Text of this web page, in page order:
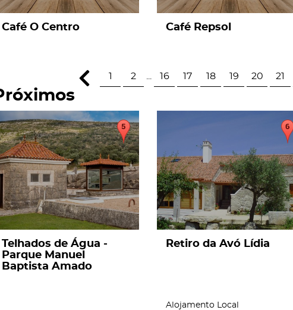
Café O Centro Café Repsol
1 2 16 17 18 19 20 21
Telhados de Água -
Parque Manuel
Baptista Amado
Retiro da Avó Lídia
Alojamento Local